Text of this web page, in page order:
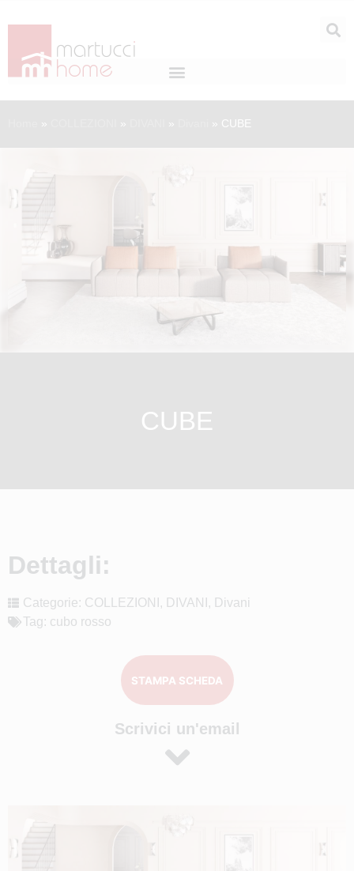
» » » » CUBE
CUBE
Dettagli:
Categorie: COLLEZIONI , DIVANI , Divani
Tag: cubo rosso
STAMPA SCHEDA
Scrivici un'email